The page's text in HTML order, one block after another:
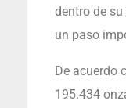
dentro de
un paso
De acuerdo
195.434